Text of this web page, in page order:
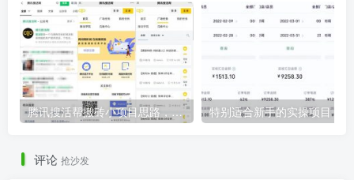
腾讯搜活帮搬砖小项目思路，1单收益50+，玩法无私分享给你学习！
评论 抢沙发